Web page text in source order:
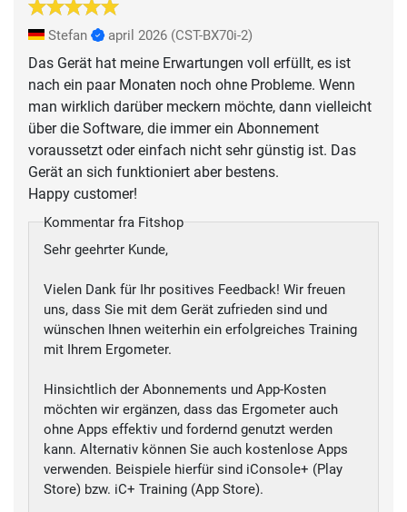
Stefan april 2026 (CST-BX70i-2)
Das Gerät hat meine Erwartungen voll erfüllt, es ist
nach ein paar Monaten noch ohne Probleme. Wenn
man wirklich darüber meckern möchte, dann vielleicht
über die Software, die immer ein Abonnement
voraussetzt oder einfach nicht sehr günstig ist. Das
Gerät an sich funktioniert aber bestens.
Happy customer!
Kommentar fra Fitshop
Sehr geehrter Kunde,
Vielen Dank für Ihr positives Feedback! Wir freuen
uns, dass Sie mit dem Gerät zufrieden sind und
wünschen Ihnen weiterhin ein erfolgreiches Training
mit Ihrem Ergometer.
Hinsichtlich der Abonnements und App-Kosten
möchten wir ergänzen, dass das Ergometer auch
ohne Apps effektiv und fordernd genutzt werden
kann. Alternativ können Sie auch kostenlose Apps
verwenden. Beispiele hierfür sind iConsole+ (Play
Store) bzw. iC+ Training (App Store).